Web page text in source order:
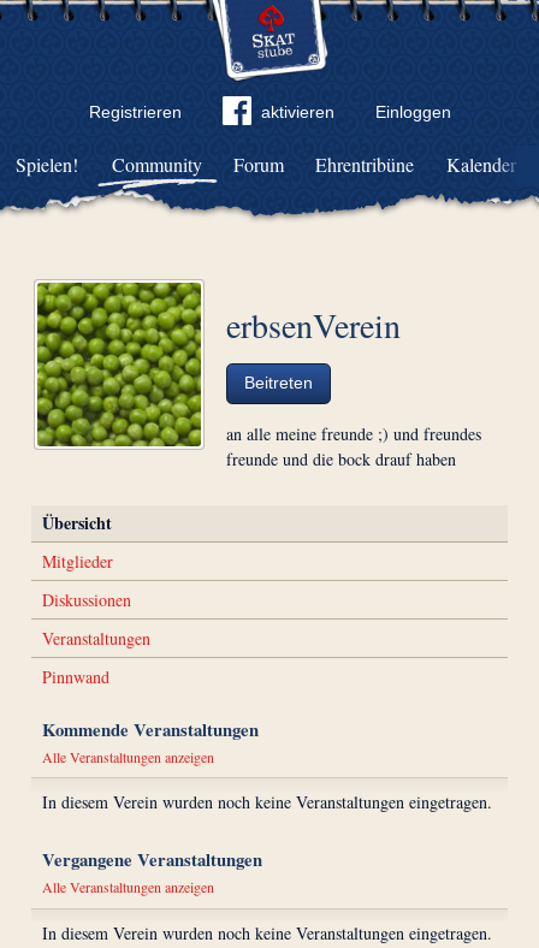
Registrieren aktivieren Einloggen
Community Forum Ehrentribüne Kalender
Spielen!
erbsenVerein
Beitreten
an alle meine freunde ;) und freundes
freunde und die bock drauf haben
Übersicht
Mitglieder
Diskussionen
Veranstaltungen
Pinnwand
Kommende Veranstaltungen
Alle Veranstaltungen anzeigen
In diesem Verein wurden noch keine Veranstaltungen eingetragen.
Vergangene Veranstaltungen
Alle Veranstaltungen anzeigen
In diesem Verein wurden noch keine Veranstaltungen eingetragen.